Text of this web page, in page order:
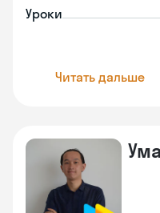
Уроки
Читать дальше